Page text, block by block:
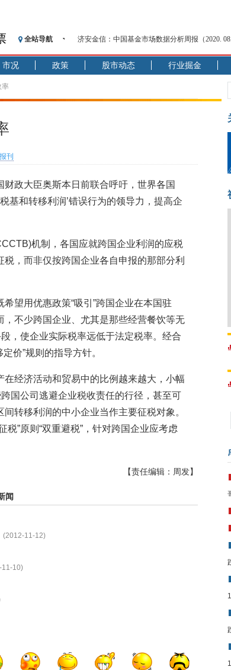
全站导航
济安金信：中国基金市场数据分析周报（2020.
【见·闻】疫情下，新加坡旅游业步履维艰
记者手记：疫情下的香港零售业如何浴火重生？
【见·闻】疫情下一家香港传统零售商的转型突围
济安金信：中国基金市场数据分析周报（2020.
【新华财经调查】同业存单、结构性存款玩起“
央行公开市场净投放300亿元 短端资金利率明显
基本面及股市双轮冲击 债市回调十年期债表现最
沥青期货连续两日涨逾3% 沪银及两粕涨势喜人
恒生聚源：北斗收官之星发射成功，全产业链解
市况 政策 股市动态 行业掘金
率
刊
政大臣奥斯本日前联合呼吁，世界各国
基和转移利润’错误行为的领导力，提高企
机制，各国应就跨国企业利润的应税
，而非仅按跨国企业各自申报的那部分利
望用优惠政策“吸引”跨国企业在本国驻
不少跨国企业、尤其是那些经营餐饮等无
，使企业实际税率远低于法定税率。经合
价”规则的指导方针。
经济活动和贸易中的比例越来越大，小幅
国公司逃避企业税收责任的行径，甚至可
转移利润的中小企业当作主要征税对象。
”原则“双重避税”，针对跨国企业应考虑
【责任编辑：周发】
闻
(2012-11-12)
11-10)